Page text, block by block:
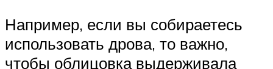
Например, если вы собираетесь
использовать дрова, то важно,
чтобы облицовка выдерживала